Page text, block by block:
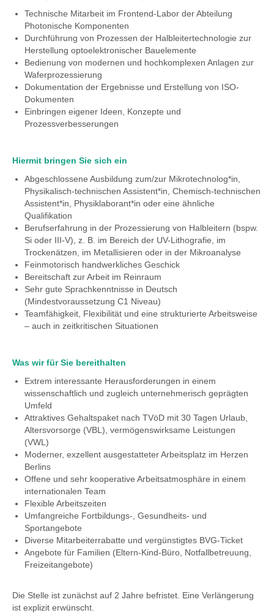
Technische Mitarbeit im Frontend-Labor der Abteilung
Photonische Komponenten
Durchführung von Prozessen der Halbleitertechnologie zur
Herstellung optoelektronischer Bauelemente
Bedienung von modernen und hochkomplexen Anlagen zur
Waferprozessierung
Dokumentation der Ergebnisse und Erstellung von ISO-
Dokumenten
Einbringen eigener Ideen, Konzepte und
Prozessverbesserungen
Hiermit bringen Sie sich ein
Abgeschlossene Ausbildung zum/zur Mikrotechnolog*in,
Physikalisch-technischen Assistent*in, Chemisch-technischen
Assistent*in, Physiklaborant*in oder eine ähnliche
Qualifikation
Berufserfahrung in der Prozessierung von Halbleitern (bspw.
Si oder III-V), z. B. im Bereich der UV-Lithografie, im
Trockenätzen, im Metallisieren oder in der Mikroanalyse
Feinmotorisch handwerkliches Geschick
Bereitschaft zur Arbeit im Reinraum
Sehr gute Sprachkenntnisse in Deutsch
(Mindestvoraussetzung C1 Niveau)
Teamfähigkeit, Flexibilität und eine strukturierte Arbeitsweise
– auch in zeitkritischen Situationen
Was wir für Sie bereithalten
Extrem interessante Herausforderungen in einem
wissenschaftlich und zugleich unternehmerisch geprägten
Umfeld
Attraktives Gehaltspaket nach TVöD mit 30 Tagen Urlaub,
Altersvorsorge (VBL), vermögenswirksame Leistungen
(VWL)
Moderner, exzellent ausgestatteter Arbeitsplatz im Herzen
Berlins
Offene und sehr kooperative Arbeitsatmosphäre in einem
internationalen Team
Flexible Arbeitszeiten
Umfangreiche Fortbildungs-, Gesundheits- und
Sportangebote
Diverse Mitarbeiterrabatte und vergünstigtes BVG-Ticket
Angebote für Familien (Eltern-Kind-Büro, Notfallbetreuung,
Freizeitangebote)
Die Stelle ist zunächst auf 2 Jahre befristet. Eine Verlängerung
ist explizit erwünscht.